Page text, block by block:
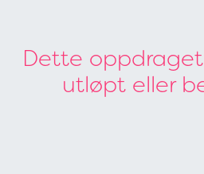
Dette oppdraget
utløpt eller